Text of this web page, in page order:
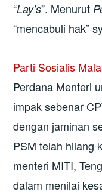
“Lay’s”. Menurut
“mencabuli hak”
Parti Sosialis
Perdana Menteri
impak sebenar
dengan jaminan
PSM telah hilang
menteri MITI,
dalam menilai